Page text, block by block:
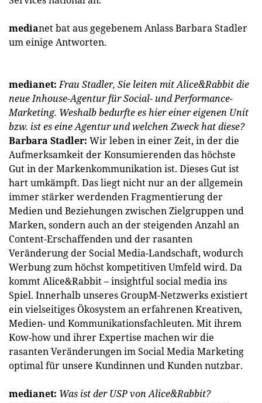
medianet bat aus gegebenem Anlass Barbara Stadler
um einige Antworten.
medianet:Frau Stadler, Sie leiten mit Alice&Rabbit die
neue Inhouse-Agentur für Social- und Performance-
Marketing. Weshalb bedurfte es hier einer eigenen Unit
bzw. ist es eine Agentur und welchen Zweck hat diese?
Barbara Stadler: Wir leben in einer Zeit, in der die
Aufmerksamkeit der Konsumierenden das höchste
Gut in der Markenkommunikation ist. Dieses Gut ist
hart umkämpft. Das liegt nicht nur an der allgemein
immer stärker werdenden Fragmentierung der
Medien und Beziehungen zwischen Zielgruppen und
Marken, sondern auch an der steigenden Anzahl an
Content-Erschaffenden und der rasanten
Veränderung der Social Media-Landschaft, wodurch
Werbung zum höchst kompetitiven Umfeld wird. Da
kommt Alice&Rabbit – insightful social media ins
Spiel. Innerhalb unseres GroupM-Netzwerks existiert
ein vielseitiges Ökosystem an erfahrenen Kreativen,
Medien- und Kommunikationsfachleuten. Mit ihrem
Kow-how und ihrer Expertise machen wir die
rasanten Veränderungen im Social Media Marketing
optimal für unsere Kundinnen und Kunden nutzbar.
medianet: Was ist der USP von Alice&Rabbit?